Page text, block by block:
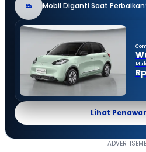
Mobil Diganti Saat
Lihat